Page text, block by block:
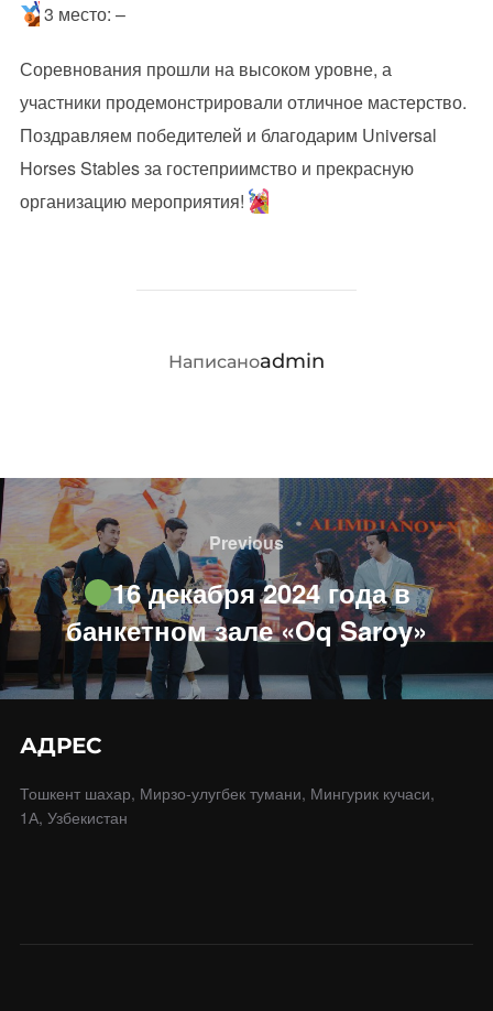
3 место: –
Соревнования прошли на высоком уровне, а
участники продемонстрировали отличное мастерство.
Поздравляем победителей и благодарим Universal
Horses Stables за гостеприимство и прекрасную
организацию мероприятия!
АВТОР ЗАПИСИ
Написаноadmin
Навигация
по
записям
Previous
Previous
16 декабря 2024 года в
банкетном зале «Oq Saroy»
АДРЕС
Тошкент шахар, Мирзо-улугбек тумани, Мингурик кучаси,
1А, Узбекистан